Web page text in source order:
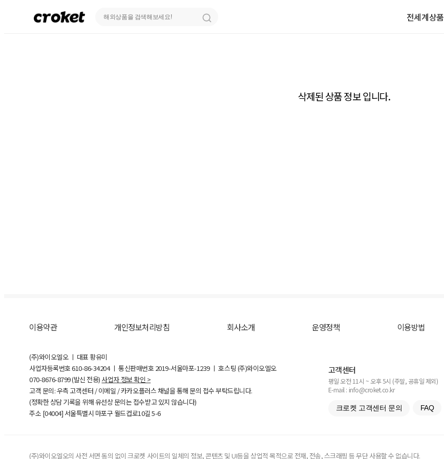
전세계상품
삭제된 상품 정보 입니다.
이용약관 개인정보처리방침 회사소개 운영정책 이용방법
(주)와이오엘오 ㅣ 대표 황유미
사업자등록번호610-86-34204ㅣ 통신판매번호 2019-서울마포-1239 ㅣ 호스팅 (주)와이오엘오
070-8676-8799 (발신 전용) 사업자 정보 확인 >
고객 문의: 우측 고객센터 / 이메일 / 카카오플러스 채널을 통해 문의 접수 부탁드립니다.
(정확한 상담 기록을 위해 유선상 문의는 접수받고 있지 않습니다)
주소 [04004] 서울특별시 마포구 월드컵로10길5-6
고객센터
평일 오전 11시 ~ 오후 5시 (주말, 공휴일 제외)
E-mail : info@croket.co.kr
크로켓 고객센터 문의 FAQ
(주)와이오엘오의 사전 서면 동의 없이 크로켓 사이트의 일체의 정보, 콘텐츠 및 UI등을 상업적 목적으로 전재, 전송, 스크래핑 등 무단 사용할 수 없습니다.